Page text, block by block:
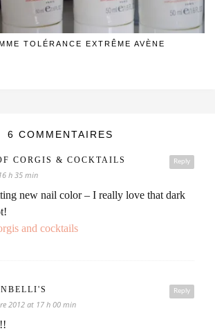
TOLÉRANCE EXTRÊME AVÈNE
6 COMMENTAIRES
Reply
CORGIS & COCKTAILS
h 35 min
new nail color – I really love that dark
and cocktails
Reply
2012 at 17 h 00 min